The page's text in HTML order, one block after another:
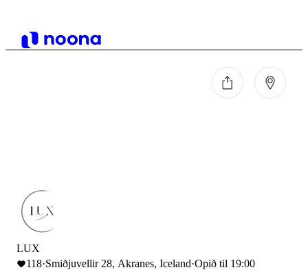
LUX
118·Smiðjuvellir 28, Akranes, Iceland·Opið til 19:00